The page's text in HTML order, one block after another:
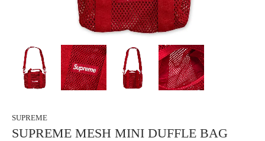
SUPREME
SUPREME MESH MINI DUFFLE BAG